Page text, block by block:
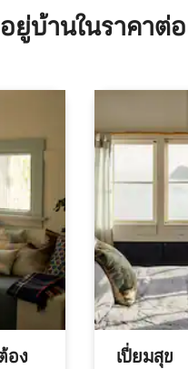
ยู่บ้านในราคาต่
อง
เปี่ยมสุข